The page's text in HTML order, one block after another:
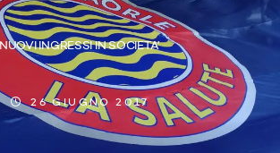
NUOVI INGRESSI IN SOCIETA’
26 GIUGNO 2017